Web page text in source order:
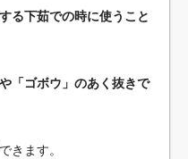
る下茹での時に使うこと
「ゴボウ」のあく抜きで
きます。